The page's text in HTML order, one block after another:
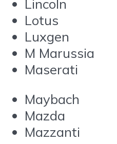
Lincoln
Lotus
Luxgen
M Marussia
Maserati
Maybach
Mazda
Mazzanti